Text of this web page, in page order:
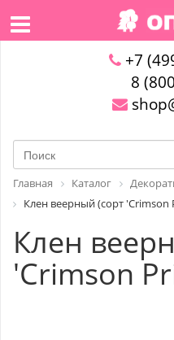
+7
8
Главная Каталог
Клен веерный (сорт 'Crimson
Клен
'Crimson